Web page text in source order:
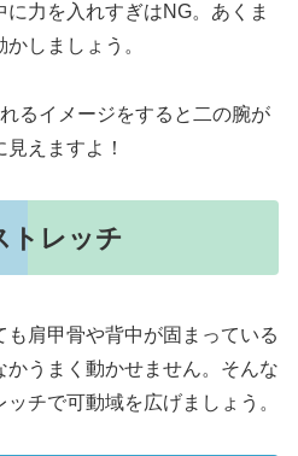
力を入れすぎはNG。あくま
しましょう。
るイメージをすると二の腕が
えますよ！
トレッチ
も肩甲骨や背中が固まっている
かうまく動かせません。そんな
チで可動域を広げましょう。